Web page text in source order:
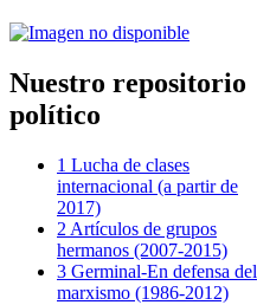
Nuestro repositorio
político
1 Lucha de clases
internacional (a partir de
2017)
2 Artículos de grupos
hermanos (2007-2015)
3 Germinal-En defensa del
marxismo (1986-2012)